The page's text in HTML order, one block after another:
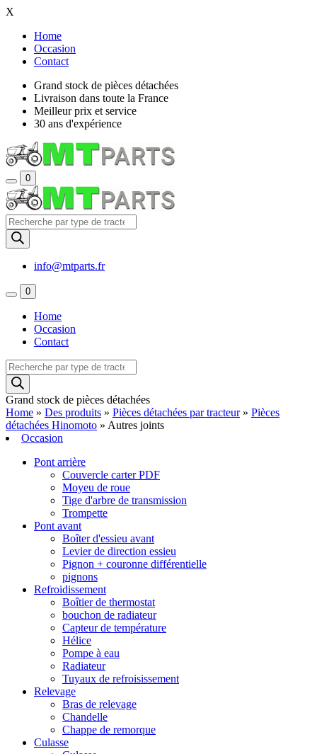
X
Home
Occasion
Contact
Grand stock de pièces détachées
Livraison dans toute la France
Meilleur prix et service
30 ans d'expérience
0
Recherche
de
produits
info@mtparts.fr
0
Home
Occasion
Contact
Recherche
de
produits
Grand stock de pièces détachées
Home » Des produits » Pièces détachées par tracteur» Pièces
détachées Hinomoto » Autres joints
Occasion
Pont arrière
Couvercle carter PDF
Moyeu de roue
Tige d'arbre de transmission
Trompette
Pont avant
Boîter d'essieu avant
Levier de direction essieu
Pignon + couronne différentielle
pignons
Refroidissement
Boîtier de thermostat
bouchon de radiateur
Capteur de température
Hélice
Pompe à eau
Radiateur
Tuyaux de refroisissement
Relevage
Bras de relevage
Chandelle
Chappe de remorque
Culasse